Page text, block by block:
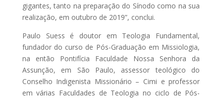
gigantes, tanto na preparação do Sínodo como na sua
realização, em outubro de 2019”, conclui.
Paulo Suess é doutor em Teologia Fundamental,
fundador do curso de Pós-Graduação em Missiologia,
na então Pontifícia Faculdade Nossa Senhora da
Assunção, em São Paulo, assessor teológico do
Conselho Indigenista Missionário – Cimi e professor
em várias Faculdades de Teologia no ciclo de Pós-